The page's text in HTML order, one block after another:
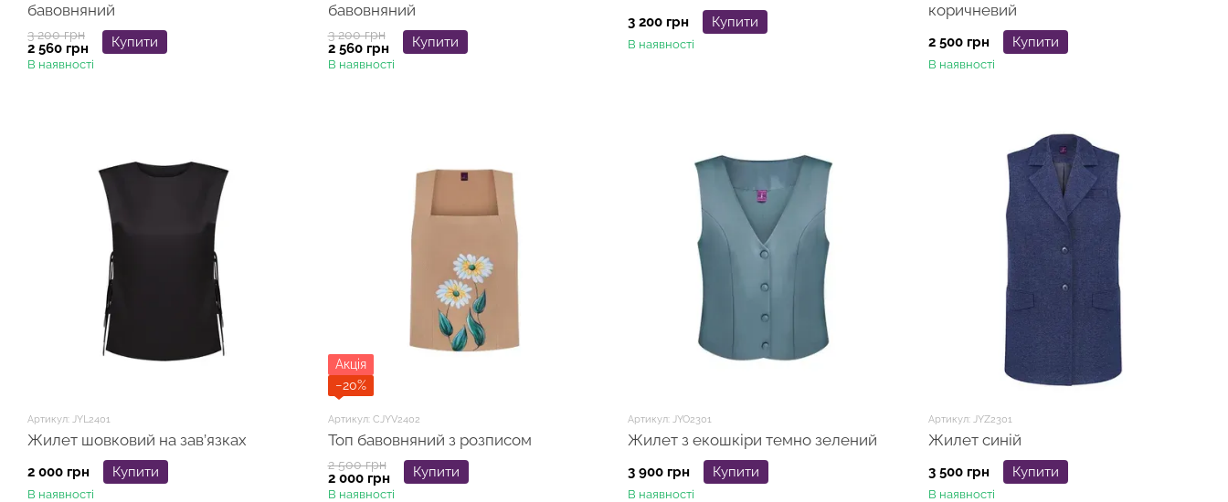
бавовняний
3 200 грн
2 560 грн Купити
В наявності
бавовняний
3 200 грн
2 560 грн Купити
В наявності
3 200 грн Купити
В наявності
коричневий
2 500 грн Купити
В наявності
Артикул: JYL2401
Жилет шовковий на зав’язках
2 000 грн Купити
В наявності
Акція
−20%
Артикул: CJYV2402
Топ бавовняний з розписом
2 500 грн
2 000 грн Купити
В наявності
Артикул: JYO2301
Жилет з екошкіри темно зелений
3 900 грн Купити
В наявності
Артикул: JYZ2301
Жилет синій
3 500 грн Купити
В наявності